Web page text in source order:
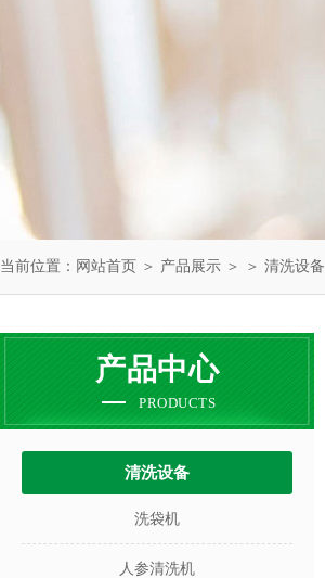
当前位置： 网站首页 ＞ 产品展示 ＞ ＞ 清洗设备
产品中心
PRODUCTS
清洗设备
洗袋机
人参清洗机